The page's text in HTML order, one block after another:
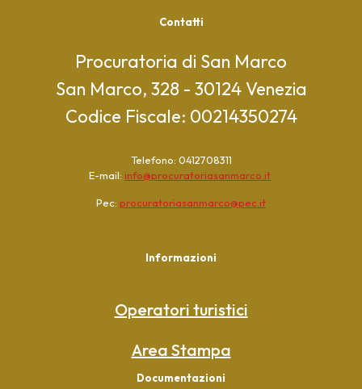
Contatti
Procuratoria di San Marco
San Marco, 328 - 30124 Venezia
Codice Fiscale: 00214350274
Telefono: 0412708311
E-mail: info@procuratoriasanmarco.it
Pec: procuratoriasanmarco@pec.it
Informazioni
Operatori turistici
Area Stampa
Documentazioni